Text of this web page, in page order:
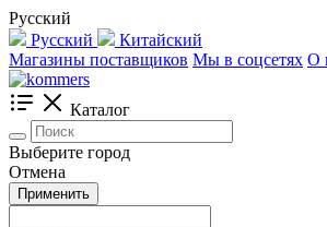
Русский
Русский
Китайский
Магазины поставщиков Мы в соцсетях О
Каталог
Выберите город
Отмена
Применить